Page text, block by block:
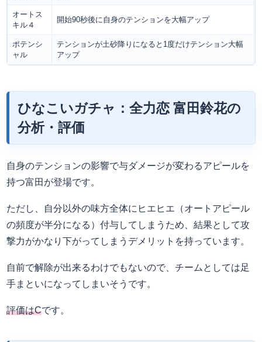
オートス
キル４
開始90秒後に自身のテンションを大幅アップ
ポテンシ
ャル
テンションが土砂降りになると1度だけテンション大幅
アップ
ひなこいガチャ：全力恋 富田鈴花の
分析・評価
自身のテンションの影響で与ダメージが変わるアピールを
持つ富田が登場です。
ただし、自分以外の味方全体にヒエヒエ（オートアピール
の頻度が半分になる）付与してしまうため、結果として攻
撃力がかなり下がってしまうデメリットを持っています。
自前で解除が出来るわけでもないので、チームとしては足
手まといになってしまいそうです。
評価はCです。